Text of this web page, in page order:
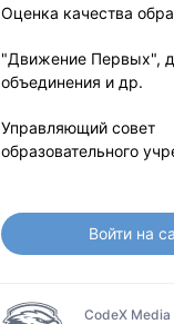
Оценка качества
"Движение Первых",
объединения и др.
Управляющий совет
образовательного
Войти на
CodeX Media